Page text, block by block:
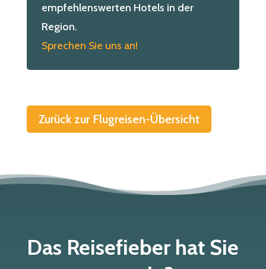
empfehlenswerten Hotels in der
Region.
Sprechen Sie uns an!
Zurück zur Flugreisen-Übersicht
Das Reisefieber hat Sie